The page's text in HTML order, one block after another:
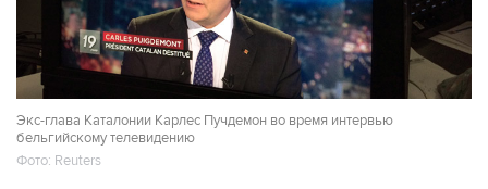
Экс-глава Каталонии Карлес Пучдемон во время интервью
бельгийскому телевидению
Фото: Reuters